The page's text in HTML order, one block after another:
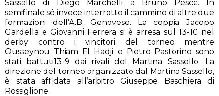
Sassello di Diego Marchelli e Bruno Pesce. In
semifinale sé invece interrotto il cammino di altre due
formazioni dell’A.B. Genovese. La coppia Jacopo
Gardella e Giovanni Ferrera si è arresa sul 13-10 nel
derby contro i vincitori del torneo mentre
Ousseynou Thiam El Hadji e Pietro Pastorino sono
stati battuti13-9 dai rivali del Martina Sassello. La
direzione del torneo organizzato dal Martina Sassello,
è stata affidata all’arbitro Giuseppe Baschiera di
Rossiglione.